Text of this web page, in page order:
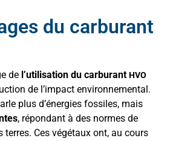
du carburant
de l’utilisation du car­bu­rant HVO
de l’impact envi­ron­nemen­tal.
plus d’énergies fos­siles, mais
, répon­dant à des normes de
ter­res. Ces végé­taux ont, au cours